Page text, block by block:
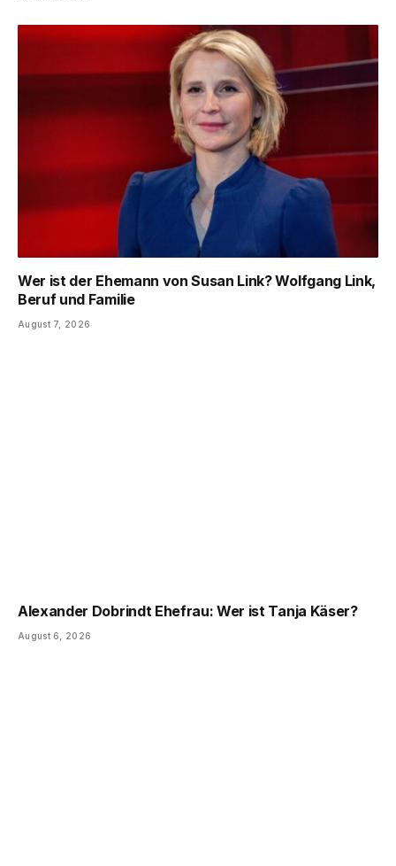
Wer ist der Ehemann von Susan Link? Wolfgang Link,
Beruf und Familie
August 7, 2026
Alexander Dobrindt Ehefrau: Wer ist Tanja Käser?
August 6, 2026